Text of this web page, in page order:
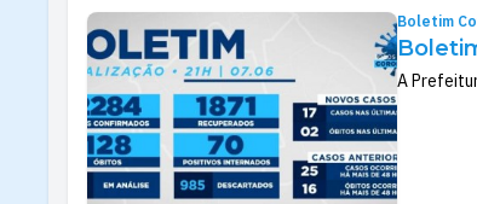
Boletim
A